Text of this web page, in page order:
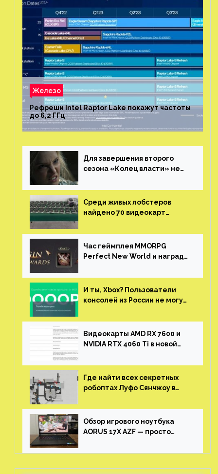
Железо
Рефреши Intel Raptor Lake покажут частоты
до 6,2 ГГц
Для завершения второго
сезона «Колец власти» не
Среди живых лобстеров
найдено 70 видеокарт
китайской таможни
Час геймплея MMORPG
Perfect New World и награды
И ты, Xbox? Пользователи
консолей из России не могут
Видеокарты AMD RX 7600 и
NVIDIA RTX 4060 Ti в новой
Где найти всех секретных
робоптах Луфо Сянчжоу в
Обзор игрового ноутбука
AORUS 17X AZF — просто